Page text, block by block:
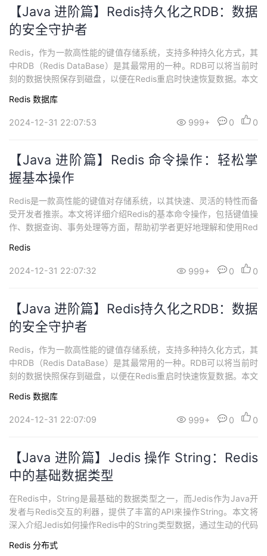
【Java 进阶篇】Redis持久化之RDB：数据
的安全守护者
Redis，作为一款高性能的键值存储系统，支持多种持久化方式，其
中RDB（Redis DataBase）是其最常用的一种。RDB可以将当前时
刻的数据快照保存到磁盘，以便在Redis重启时快速恢复数据。本文
和使用Redis的持久化机制。 RDB的原理 1. 数据快照RDB的核心思
想是通过创建数据快照来保存当前时刻的数据库状态。这个快照...
Redis 数据库
2024-12-31 22:07:53 999+ 0 0
【Java 进阶篇】Redis 命令操作：轻松掌
握基本操作
Redis是一款高性能的键值对存储系统，以其快速、灵活的特性而备
受开发者推崇。本文将详细介绍Redis的基本命令操作，包括键值操
作、数据查询、事务处理等方面，帮助初学者更好地理解和使用Red
Redis!" 1.2 GET：获取键值对的值GET mykey 1.3 DEL：删除键值
对DEL myke...
Redis
2024-12-31 22:07:32 999+ 0 0
【Java 进阶篇】Redis持久化之RDB：数据
的安全守护者
Redis，作为一款高性能的键值存储系统，支持多种持久化方式，其
中RDB（Redis DataBase）是其最常用的一种。RDB可以将当前时
刻的数据快照保存到磁盘，以便在Redis重启时快速恢复数据。本文
和使用Redis的持久化机制。 RDB的原理 1. 数据快照RDB的核心思
想是通过创建数据快照来保存当前时刻的数据库状态。这个快照...
Redis 数据库
2024-12-31 22:07:09 999+ 0 0
【Java 进阶篇】Jedis 操作 String：Redis
中的基础数据类型
在Redis中，String是最基础的数据类型之一，而Jedis作为Java开
发者与Redis交互的利器，提供了丰富的API来操作String。本文将
深入介绍Jedis如何操作Redis中的String类型数据，通过生动的代码
s中String的基本操作 1. 存储和获取数据在Redis中，可以通过SET
Redis 分布式